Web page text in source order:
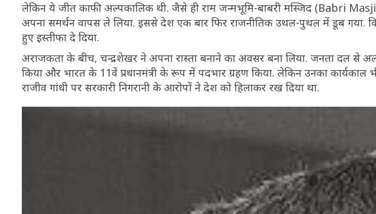
लेकिन ये जीत काफी अल्पकालिक थी. जैसे ही राम जन्मभूमि-बाबरी मस्जिद (Babri
अपना समर्थन वापस ले लिया. इससे देश एक बार फिर राजनीतिक उथल-पुथल में डूब गया.
हुए इस्तीफा दे दिया.
अराजकता के बीच, चन्द्रशेखर ने अपना रास्ता बनाने का अवसर बना लिया. जनता दल से
किया और भारत के 11वें प्रधानमंत्री के रूप में पदभार ग्रहण किया. लेकिन उनका कार्यकाल
राजीव गांधी पर सरकारी निगरानी के आरोपों ने देश को हिलाकर रख दिया था.